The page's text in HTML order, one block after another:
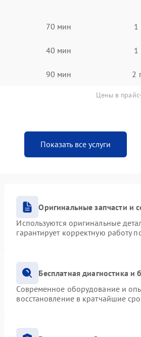
70 мин 1
40 мин 1
90 мин 2
Цены в
Показать все услуги
Оригинальные запчасти и
Используются оригинальные
гарантирует корректную работу
Бесплатная диагностика
Современное оборудование и
восстановление в кратчайшие